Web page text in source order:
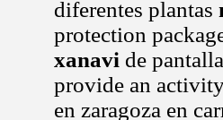
diferentes plantas
protection
xanavi de
provide an
en zaragoza en